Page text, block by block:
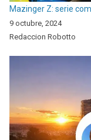
Mazinger Z: serie
9 octubre, 2024
Redaccion Robotto